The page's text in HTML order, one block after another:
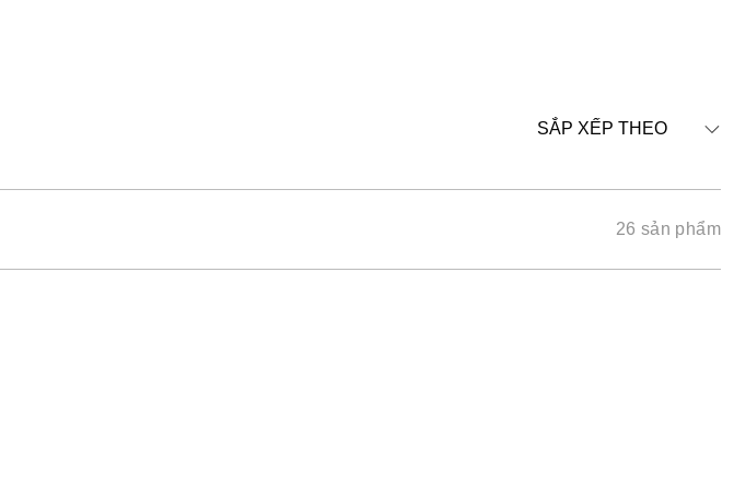
SẮP XẾP THEO
26 sản phẩm